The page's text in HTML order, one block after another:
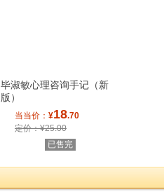
毕淑敏心理咨询手记（新
版）
当当价： ¥18.70
定价：¥25.00
已售完